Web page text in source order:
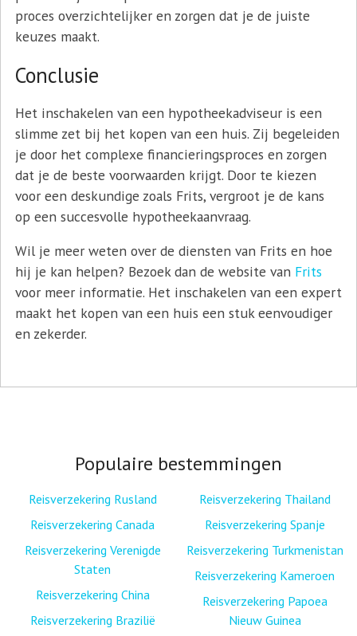
proces overzichtelijker en zorgen dat je de juiste
keuzes maakt.
Conclusie
Het inschakelen van een hypotheekadviseur is een
slimme zet bij het kopen van een huis. Zij begeleiden
je door het complexe financieringsproces en zorgen
dat je de beste voorwaarden krijgt. Door te kiezen
voor een deskundige zoals Frits, vergroot je de kans
op een succesvolle hypotheekaanvraag.
Wil je meer weten over de diensten van Frits en hoe
hij je kan helpen? Bezoek dan de website van Frits
voor meer informatie. Het inschakelen van een expert
maakt het kopen van een huis een stuk eenvoudiger
en zekerder.
Populaire bestemmingen
Reisverzekering Rusland
Reisverzekering Canada
Reisverzekering Verenigde
Staten
Reisverzekering China
Reisverzekering Brazilië
Reisverzekering Thailand
Reisverzekering Spanje
Reisverzekering Turkmenistan
Reisverzekering Kameroen
Reisverzekering Papoea
Nieuw Guinea